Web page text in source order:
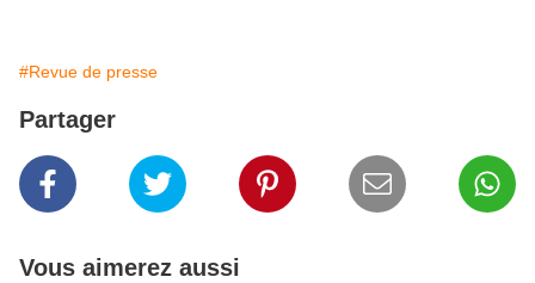
#Revue de presse
Partager
Vous aimerez aussi